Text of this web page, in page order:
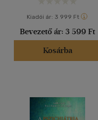
Kiadói ár: 3 999 Ft
Bevezető ár: 3 599 Ft
Kosárba